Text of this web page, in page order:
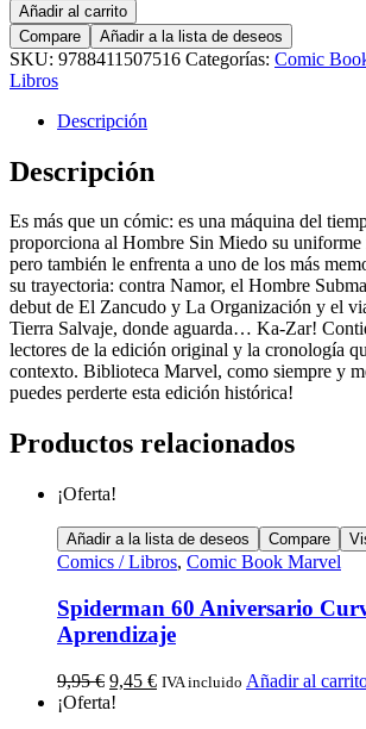
Añadir al carrito
Compare
Añadir a la lista de deseos
SKU: 9788411507516 Categorías: Comic
Libros
Descripción
Descripción
Es más que un cómic: es una máquina del
proporciona al Hombre Sin Miedo su uniforme
pero también le enfrenta a uno de los más
su trayectoria: contra Namor, el Hombre
debut de El Zancudo y La Organización y el
Tierra Salvaje, donde aguarda… Ka-Zar!
lectores de la edición original y la cronología
contexto. Biblioteca Marvel, como siempre y
puedes perderte esta edición histórica!
Productos relacionados
¡Oferta!
Añadir a la lista de deseos Compare
Comics / Libros, Comic Book Marvel
Spiderman 60 Aniversario
Aprendizaje
9,95€ 9,45 € IVA incluido Añadir al
¡Oferta!